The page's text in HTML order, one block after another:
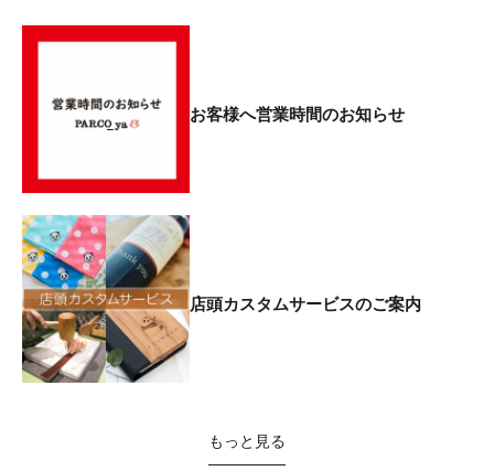
お客様へ営業時間のお知らせ
店頭カスタムサービスのご案内
もっと見る